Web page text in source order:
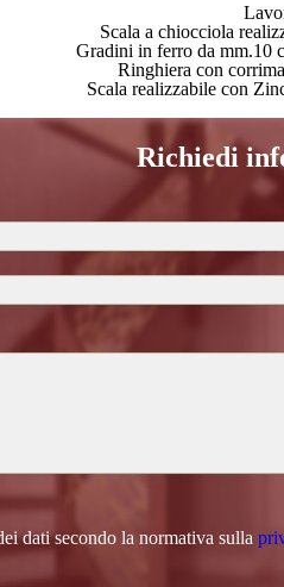
Scala a chiocciola
Gradini in ferro da mm.10
Ringhiera con
Scala realizzabile con
Richiedi
dati secondo la normativa sulla